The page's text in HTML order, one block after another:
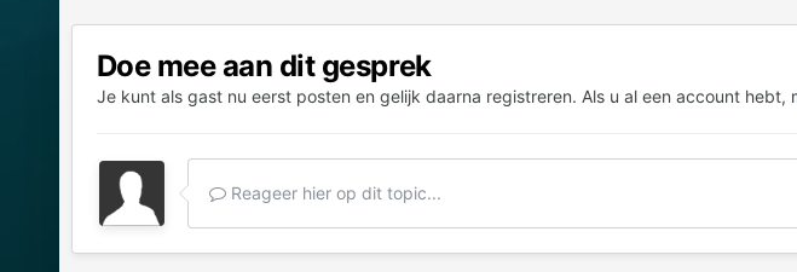
Doe mee aan dit gesprek
Je kunt als gast nu eerst posten en gelijk daarna registreren. Als u al een account hebt,
Reageer hier op dit topic...